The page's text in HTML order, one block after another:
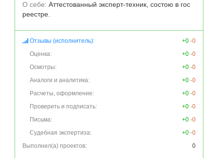
О себе: Аттестованный эксперт-техник, состою в гос
реестре.
Отзывы (исполнитель): +0 -0
Оценка:
+0 -0
Осмотры:
+0 -0
Аналоги и аналитика:
+0 -0
Расчеты, оформление:
+0 -0
Проверить и подписать:
+0 -0
Письма:
+0 -0
Судебная экспертиза:
+0 -0
Выполнил(а) проектов:
0